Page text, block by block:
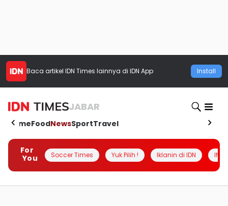
Baca artikel IDN Times lainnya di IDN App Install
JABAR
HomeFoodNewsSportTravel
For
You
Soccer Times Yuk Pilih ! Iklanin di IDN